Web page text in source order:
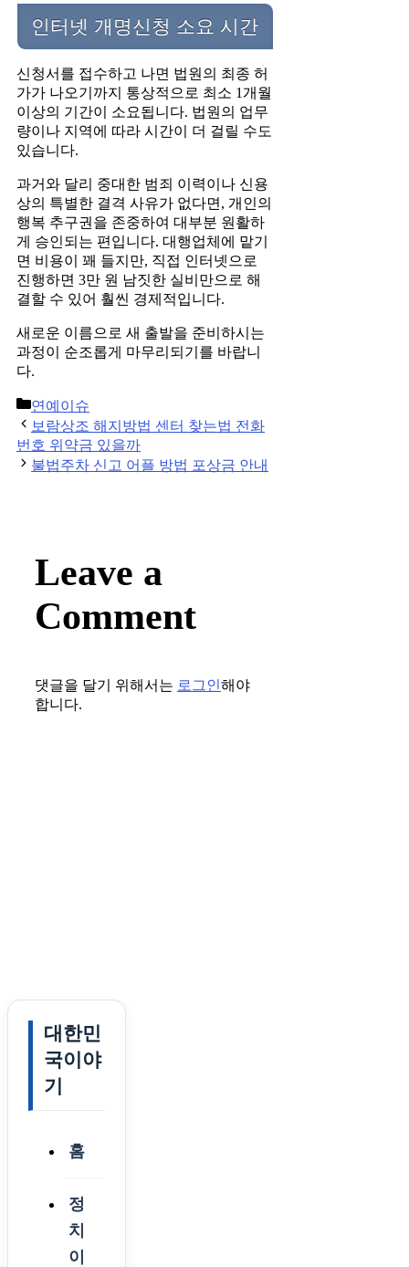
인터넷 개명신청 소요 시간
신청서를 접수하고 나면 법원의 최종 허
가가 나오기까지 통상적으로 최소 1개월
이상의 기간이 소요됩니다. 법원의 업무
량이나 지역에 따라 시간이 더 걸릴 수도
있습니다.
과거와 달리 중대한 범죄 이력이나 신용
상의 특별한 결격 사유가 없다면, 개인의
행복 추구권을 존중하여 대부분 원활하
게 승인되는 편입니다. 대행업체에 맡기
면 비용이 꽤 들지만, 직접 인터넷으로
진행하면 3만 원 남짓한 실비만으로 해
결할 수 있어 훨씬 경제적입니다.
새로운 이름으로 새 출발을 준비하시는
과정이 순조롭게 마무리되기를 바랍니
다.
Categories
연예이슈
Post
navigation
보람상조 해지방법 센터 찾는법 전화
번호 위약금 있을까
불법주차 신고 어플 방법 포상금 안내
Leave a
Comment
댓글을 달기 위해서는 로그인해야
합니다.
대한민
국이야
기
홈
정
치
이